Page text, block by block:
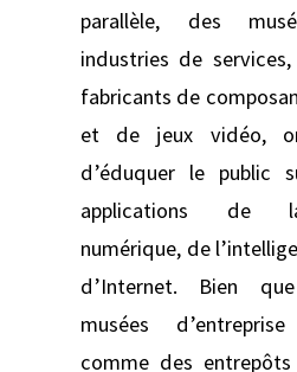
parallèle, des
industries de
fabricants de
et de jeux vidéo,
d’éduquer le public
applications de
numérique, de
d’Internet. Bien
musées
comme des